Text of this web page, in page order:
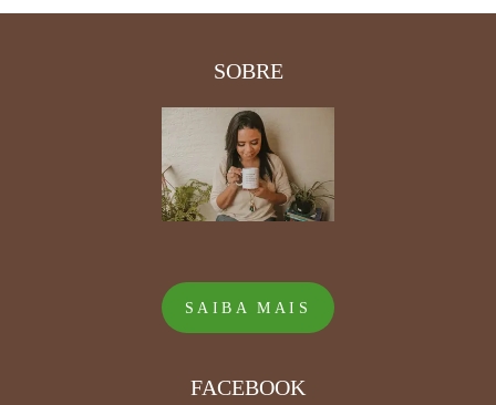
SOBRE
SAIBA MAIS
FACEBOOK